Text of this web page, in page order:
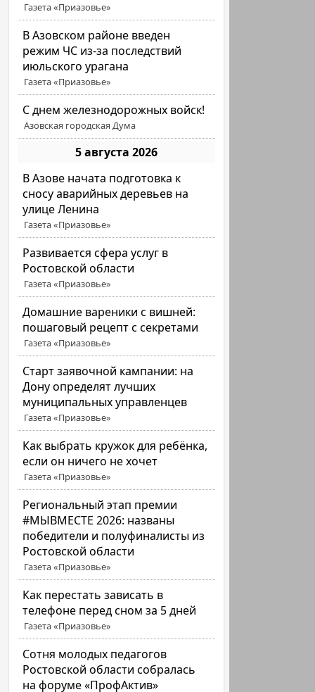
Газета «Приазовье»
В Азовском районе введен
режим ЧС из-за последствий
июльского урагана
Газета «Приазовье»
С днем железнодорожных войск!
Азовская городская Дума
5 августа 2026
В Азове начата подготовка к
сносу аварийных деревьев на
улице Ленина
Газета «Приазовье»
Развивается сфера услуг в
Ростовской области
Газета «Приазовье»
Домашние вареники с вишней:
пошаговый рецепт с секретами
Газета «Приазовье»
Старт заявочной кампании: на
Дону определят лучших
муниципальных управленцев
Газета «Приазовье»
Как выбрать кружок для ребёнка,
если он ничего не хочет
Газета «Приазовье»
Региональный этап премии
#МЫВМЕСТЕ 2026: названы
победители и полуфиналисты из
Ростовской области
Газета «Приазовье»
Как перестать зависать в
телефоне перед сном за 5 дней
Газета «Приазовье»
Сотня молодых педагогов
Ростовской области собралась
на форуме «ПрофАктив»